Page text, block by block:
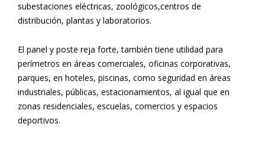
subestaciones eléctricas, zoológicos,centros de
distribución, plantas y laboratorios.
El panel y poste reja forte, también tiene utilidad para
perímetros en áreas comerciales, oficinas corporativas,
parques, en hoteles, piscinas, como seguridad en áreas
industriales, públicas, estacionamientos, al igual que en
zonas residenciales, escuelas, comercios y espacios
deportivos.